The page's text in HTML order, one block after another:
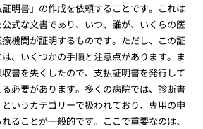
明書」の作成を依頼することです。これは
式な文書であり、いつ、誰が、いくらの医
機関が証明するものです。ただし、この証
、いくつかの手順と注意点があります。ま
書を失くしたので、支払証明書を発行して
必要があります。多くの病院では、診断書
いうカテゴリーで扱われており、専用の申
ることが一般的です。ここで重要なのは、